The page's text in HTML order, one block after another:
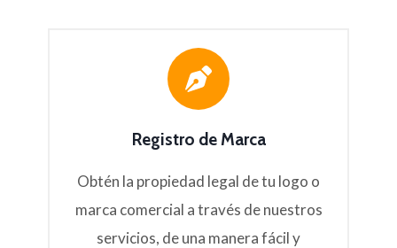
Registro de Marca
Obtén la propiedad legal de tu logo o
marca comercial a través de nuestros
servicios, de una manera fácil y